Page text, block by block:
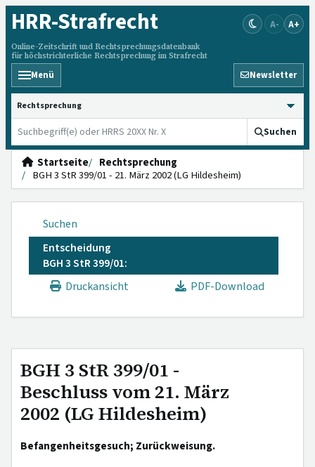
HRR-Strafrecht
Online-Zeitschrift und Rechtsprechungsdatenbank
für höchstrichterliche Rechtsprechung im Strafrecht
A- A+
Menü Newsletter
HRRS durchsuchen
Suchen
Startseite
Rechtsprechung
BGH 3 StR 399/01 - 21. März 2002 (LG Hildesheim)
Suchen
Entscheidung
BGH 3 StR 399/01:
Druckansicht
PDF-Download
BGH 3 StR 399/01 -
Beschluss vom 21. März
2002 (LG Hildesheim)
Befangenheitsgesuch; Zurückweisung.